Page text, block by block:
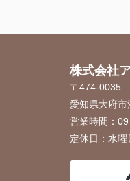
株式会社
〒474-0035
愛知県大府
営業時間：
定休日： 水曜